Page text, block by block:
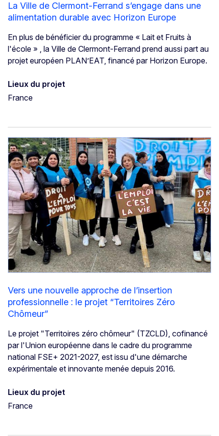
La Ville de Clermont-Ferrand s’engage dans une
alimentation durable avec Horizon Europe
En plus de bénéficier du programme « Lait et Fruits à
l'école » , la Ville de Clermont-Ferrand prend aussi part au
projet européen PLAN’EAT, financé par Horizon Europe.
Lieux du projet
France
Vers une nouvelle approche de l’insertion
professionnelle : le projet “Territoires Zéro
Chômeur”
Le projet "Territoires zéro chômeur" (TZCLD), cofinancé
par l'Union européenne dans le cadre du programme
national FSE+ 2021-2027, est issu d'une démarche
expérimentale et innovante menée depuis 2016.
Lieux du projet
France